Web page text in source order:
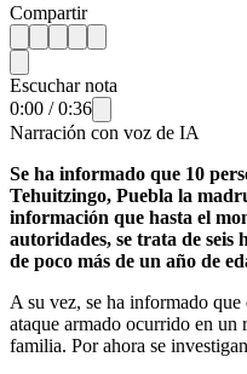
Compartir
Escuchar nota
0:00 /0:36
Narración con voz de IA
Se ha informado que 10
Tehuitzingo, Puebla la
información que hasta el
autoridades, se trata de seis
de poco más de un año de
A su vez, se ha informado
ataque armado ocurrido en un
familia. Por ahora se